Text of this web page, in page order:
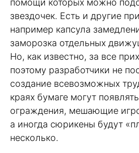
помощи которых можно
звездочек. Есть и другие
например капсула
заморозка отдельных
Но, как известно, за все
поэтому разработчики не
создание всевозможных
краях бумаге могут
ограждения, мешающие
а иногда сюрикены будут
несколько.